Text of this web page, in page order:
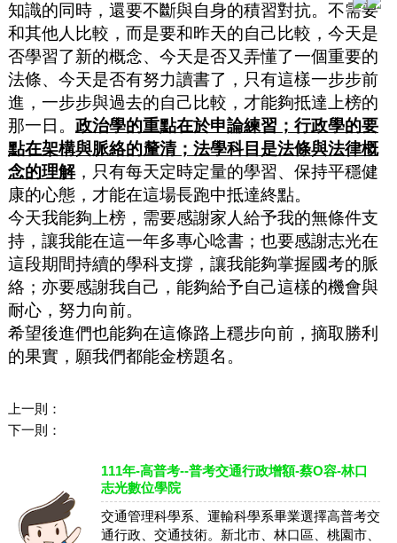
知識的同時，還要不斷與自身的積習對抗。不需要
和其他人比較，而是要和昨天的自己比較，今天是
否學習了新的概念、今天是否又弄懂了一個重要的
法條、今天是否有努力讀書了，只有這樣一步步前
進，一步步與過去的自己比較，才能夠抵達上榜的
那一日。 政治學的重點在於申論練習；行政學的要
點在架構與脈絡的釐清；法學科目是法條與法律概
念的理解，只有每天定時定量的學習、保持平穩健
康的心態，才能在這場長跑中抵達終點。
今天我能夠上榜，需要感謝家人給予我的無條件支
持，讓我能在這一年多專心唸書；也要感謝志光在
這段期間持續的學科支撐，讓我能夠掌握國考的脈
絡；亦要感謝我自己，能夠給予自己這樣的機會與
耐心，努力向前。
希望後進們也能夠在這條路上穩步向前，摘取勝利
的果實，願我們都能金榜題名。
上一則：
下一則：
111年-高普考--普考交通行政增額-蔡O容-林口
志光數位學院
交通管理科學系、運輸科學系畢業選擇高普考交
通行政、交通技術。新北市、林口區、桃園市、